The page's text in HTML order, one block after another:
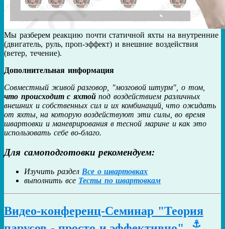
Мы разберем реакцию почти статичной яхты на внутренние
(двигатель, руль, проп-эффект) и внешние воздействия
(ветер, течение).
Дополнительная информация
Совместный живой разговор, "мозговой штурм", о том,
что происходит с яхтойпод воздействием различных
внешних и собственных сил и их комбинаций, что ожидать
от яхты, на которую воздействуют эти силы, во время
швартовки и маневрирования в тесной марине и как это
использовать себе во-благо.
Для самоподготовки рекомендуем:
Изучить раздел Все о швартовках
выполнить все Тесты по швартовкам
Видео-конференц-Семинар "Теория
⚓